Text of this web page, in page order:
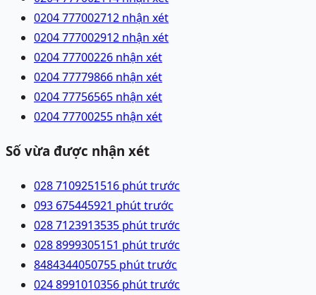
0204 777002712 nhận xét
0204 777002912 nhận xét
0204 77700226 nhận xét
0204 77779866 nhận xét
0204 77756565 nhận xét
0204 77700255 nhận xét
Số vừa được nhận xét
028 7109251516 phút trước
093 675445921 phút trước
028 7123913535 phút trước
028 8999305151 phút trước
8484344050755 phút trước
024 8991010356 phút trước